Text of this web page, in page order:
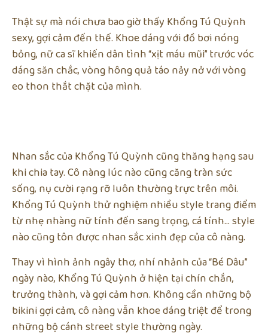
Thật sự mà nói chưa bao giờ thấy Khổng Tú Quỳnh
sexy, gợi cảm đến thế. Khoe dáng với đồ bơi nóng
bỏng, nữ ca sĩ khiến dân tình “xịt máu mũi” trước vóc
dáng săn chắc, vòng hông quả táo nảy nở với vòng
eo thon thắt chặt của mình.
Nhan sắc của Khổng Tú Quỳnh cũng thăng hạng sau
khi chia tay. Cô nàng lúc nào cũng căng tràn sức
sống, nụ cười rạng rỡ luôn thường trực trên môi.
Khổng Tú Quỳnh thử nghiệm nhiều style trang điểm
từ nhẹ nhàng nữ tính đến sang trọng, cá tính… style
nào cũng tôn được nhan sắc xinh đẹp của cô nàng.
Thay vì hình ảnh ngây thơ, nhí nhảnh của “Bé Dâu”
ngày nào, Khổng Tú Quỳnh ở hiện tại chín chắn,
trưởng thành, và gợi cảm hơn. Không cần những bộ
bikini gợi cảm, cô nàng vẫn khoe dáng triệt để trong
những bộ cánh street style thường ngày.